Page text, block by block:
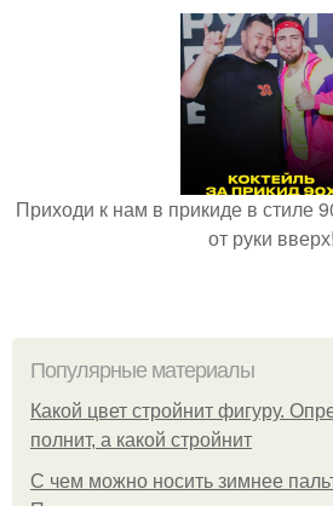
Приходи к нам в прикиде в стиле
от руки вверх!
Популярные материалы
Какой цвет стройнит фигуру.
полнит, а какой стройнит
C чем можно носить зимнее